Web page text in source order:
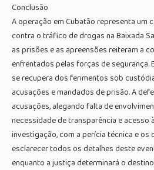
Conclusão
A operação em Cubatão representa um
contra o tráfico de drogas na Baixada
as prisões e as apreensões reiteram a
enfrentados pelas forças de segurança.
se recupera dos ferimentos sob
acusações e mandados de prisão. A
acusações, alegando falta de
necessidade de transparência e acesso
investigação, com a perícia técnica e
esclarecer todos os detalhes deste
enquanto a justiça determinará o